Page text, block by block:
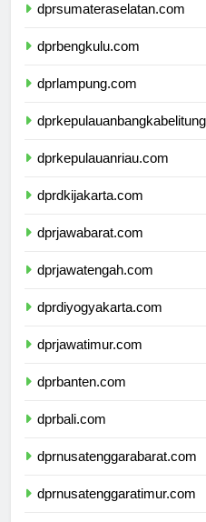
dprsumateraselatan.com
dprbengkulu.com
dprlampung.com
dprkepulauanriau.com
dprdkijakarta.com
dprjawabarat.com
dprjawatengah.com
dprdiyogyakarta.com
dprjawatimur.com
dprbanten.com
dprbali.com
dprnusatenggarabarat.com
dprnusatenggaratimur.com